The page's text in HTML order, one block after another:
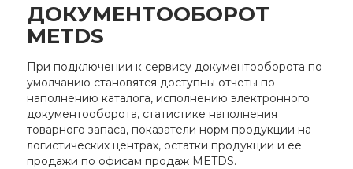
ДОКУМЕНТООБОРОТ
METDS
При подключении к сервису документооборота по
умолчанию становятся доступны отчеты по
наполнению каталога, исполнению электронного
документооборота, статистике наполнения
товарного запаса, показатели норм продукции на
логистических центрах, остатки продукции и ее
продажи по офисам продаж METDS.